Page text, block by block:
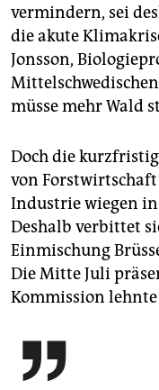
vermindern, sei
die akute
Jonsson,
müsse mehr Wald
Doch die
von
Industrie wiegen in
Deshalb verbittet
Einmischung
Die Mitte Juli
Kommission
